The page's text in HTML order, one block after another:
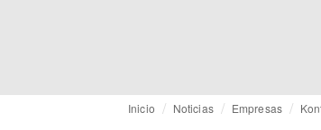
Inicio Noticias Empresas